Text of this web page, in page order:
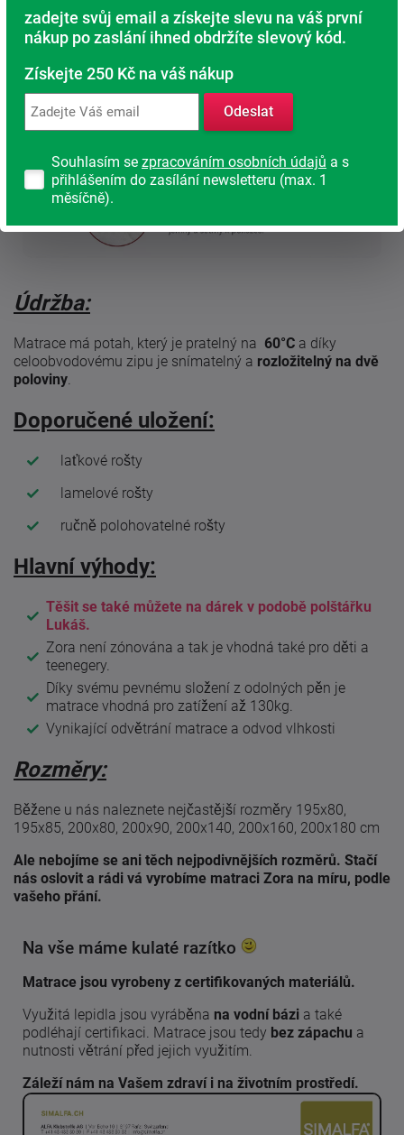
Údržba:
Matrace má potah, který je pratelný na 60°C a díky
celoobvodovému zipu je snímatelný a rozložitelný na dvě
poloviny.
Doporučené uložení:
laťkové rošty
lamelové rošty
ručně polohovatelné rošty
Hlavní výhody:
Těšit se také můžete na dárek v podobě polštářku
Lukáš.
Zora není zónována a tak je vhodná také pro děti a
teenegery.
Díky svému pevnému složení z odolných pěn je
matrace vhodná pro zatížení až 130kg.
Vynikající odvětrání matrace a odvod vlhkosti
Rozměry:
Běžene u nás naleznete nejčastější rozměry 195x80,
195x85, 200x80, 200x90, 200x140, 200x160, 200x180 cm
Ale nebojíme se ani těch nejpodivnějších rozměrů. Stačí
nás oslovit a rádi vá vyrobíme matraci Zora na míru, podle
vašeho přání.
Na vše máme kulaté razítko
Matrace jsou vyrobeny z certifikovaných materiálů.
Využitá lepidla jsou vyráběna na vodní bázi a také
podléhají certifikaci. Matrace jsou tedy bez zápachu a
nutnosti větrání před jejich využitím.
Záleží nám na Vašem zdraví i na životním prostředí.
zadejte svůj email a získejte slevu na váš první
nákup po zaslání ihned obdržíte slevový kód.
Získejte 250 Kč na váš nákup
Odeslat
Souhlasím se zpracováním osobních údajů a s
přihlášením do zasílání newsletteru (max. 1
měsíčně).